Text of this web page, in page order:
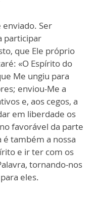
enviado. Ser
participar
que Ele próprio
«O Espírito do
Me ungiu para
enviou-Me a
e, aos cegos, a
em liberdade os
favorável da parte
é também a nossa
e ir ter com os
tornando-nos
eles.